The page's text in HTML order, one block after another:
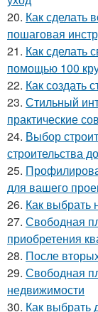
20. Как сделать
пошаговая
21. Как сделать
помощью 100
22. Как создать
23. Стильный
практические
24. Выбор
строительства
25.
для вашего
26. Как выбрать
27. Свободная
приобретения
28. После
29. Свободная
недвижимости
30. Как выбрать